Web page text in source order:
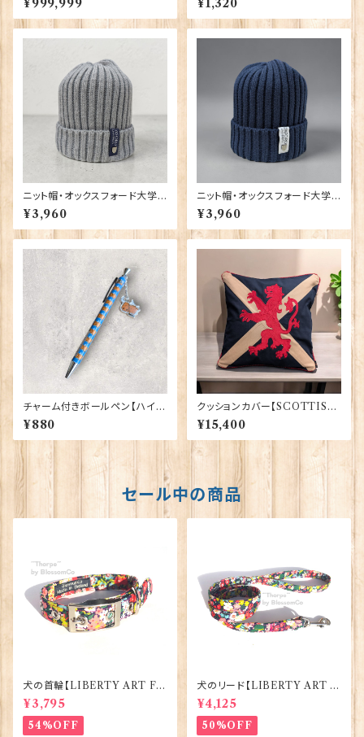
¥999,999
0-T1130
¥1,320
ニット帽・オックスフォード大学
【グレー】 00217
¥3,960
ニット帽・オックスフォード大学
【ネイビー】 00216
¥3,960
チャーム付きボールペン【ハイラ
ンド・カウ】Euro Stick 90394
¥880
クッションカバー【SCOTTISH
LION】Woven Magic 40165
¥15,400
セール中の商品
犬の首輪【LIBERTY ART FA
BRIC=Thorpe】BlossomCo
90295
¥3,795
54%OFF
犬のリード【LIBERTY ART F
ABRIC=Thorpe】BlossomC
o 90294
¥4,125
50%OFF